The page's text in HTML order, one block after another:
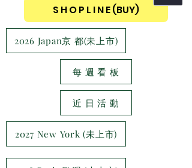
S H O P L I N E (BUY)
2026 Japan京 都(未上市)
每 週 看 板
近 日 活 動
2027 New York (未上市)